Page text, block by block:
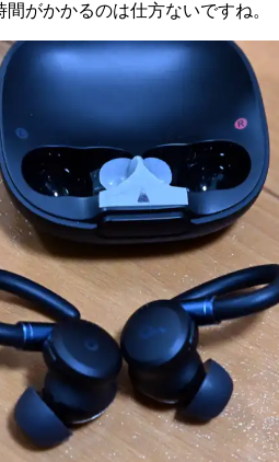
がかかるのは仕方ないですね。